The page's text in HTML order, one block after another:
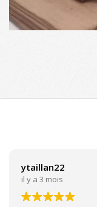
ytaillan22
il y a 3 mois